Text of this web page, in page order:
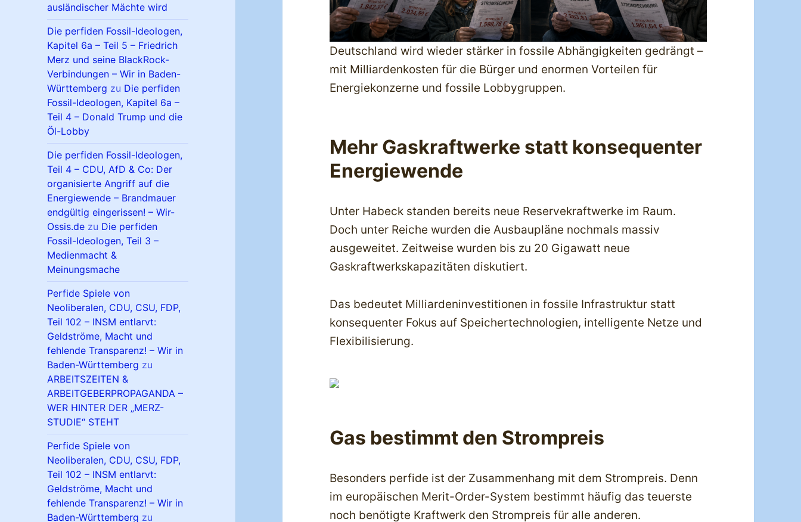
ausländischer Mächte wird
Die perfiden Fossil-Ideologen,
Kapitel 6a – Teil 5 – Friedrich
Merz und seine BlackRock-
Verbindungen – Wir in Baden-
Württemberg zu Die perfiden
Fossil-Ideologen, Kapitel 6a –
Teil 4 – Donald Trump und die
Öl-Lobby
Die perfiden Fossil-Ideologen,
Teil 4 – CDU, AfD & Co: Der
organisierte Angriff auf die
Energiewende – Brandmauer
endgültig eingerissen! – Wir-
Ossis.de zu Die perfiden
Fossil-Ideologen, Teil 3 –
Medienmacht &
Meinungsmache
Perfide Spiele von
Neoliberalen, CDU, CSU, FDP,
Teil 102 – INSM entlarvt:
Geldströme, Macht und
fehlende Transparenz! – Wir in
Baden-Württemberg zu
ARBEITSZEITEN &
ARBEITGEBERPROPAGANDA –
WER HINTER DER „MERZ-
STUDIE“ STEHT
Perfide Spiele von
Neoliberalen, CDU, CSU, FDP,
Teil 102 – INSM entlarvt:
Geldströme, Macht und
fehlende Transparenz! – Wir in
Baden-Württemberg zu
Deutschland wird wieder stärker in fossile Abhängigkeiten gedrängt –
mit Milliardenkosten für die Bürger und enormen Vorteilen für
Energiekonzerne und fossile Lobbygruppen.
Mehr Gaskraftwerke statt konsequenter
Energiewende
Unter Habeck standen bereits neue Reservekraftwerke im Raum.
Doch unter Reiche wurden die Ausbaupläne nochmals massiv
ausgeweitet. Zeitweise wurden bis zu 20 Gigawatt neue
Gaskraftwerkskapazitäten diskutiert.
Das bedeutet Milliardeninvestitionen in fossile Infrastruktur statt
konsequenter Fokus auf Speichertechnologien, intelligente Netze und
Flexibilisierung.
Gas bestimmt den Strompreis
Besonders perfide ist der Zusammenhang mit dem Strompreis. Denn
im europäischen Merit-Order-System bestimmt häufig das teuerste
noch benötigte Kraftwerk den Strompreis für alle anderen.